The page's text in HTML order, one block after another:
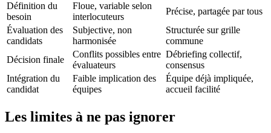
Définition du
besoin
Floue, variable selon
interlocuteurs
Précise, partagée par tous
Évaluation des
candidats
Subjective, non
harmonisée
Structurée sur grille
commune
Décision finale
Conflits possibles entre
évaluateurs
Débriefing collectif,
consensus
Intégration du
candidat
Faible implication des
équipes
Équipe déjà impliquée,
accueil facilité
Les limites à ne pas ignorer